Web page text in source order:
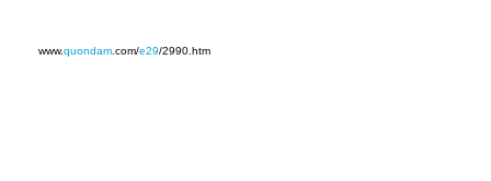
www.quondam .com/e29/2990.htm